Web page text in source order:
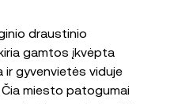
draustinio
gamtos įkvėpta
gyvenvietės viduje
Čia miesto patogumai